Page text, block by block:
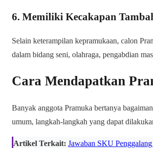
6. Memiliki Kecakapan
Selain keterampilan kepramukaan, calon
dalam bidang seni, olahraga, pengabdian
Cara Mendapatkan
Banyak anggota Pramuka bertanya
umum, langkah-langkah yang dapat
Artikel Terkait: Jawaban SKU